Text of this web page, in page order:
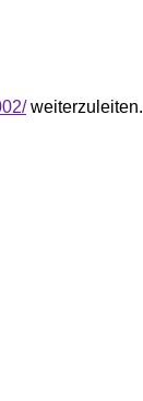
weiterzuleiten.